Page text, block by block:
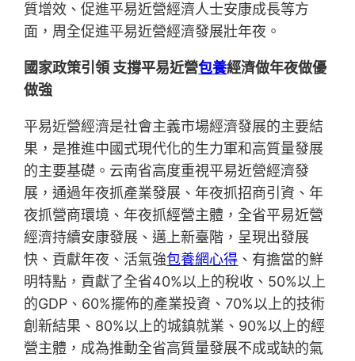
質增效、促進平易近營經濟人士安康成長等方
面，周全促進平易近營經濟發展壯年夜。
國家政策引領 支撐平易近營包養經濟做年夜做優
做強
平易近營經濟是社會主義市場經濟發展的主要結
果，是推進中國式現代化的生力軍和高質量發展
的主要基礎。云南省高度重視平易近營經濟發
展，通過年夜抓產業發展、年夜抓招商引資、年
夜抓營商環境、年夜抓經營主體，全省平易近營
經濟持續安康發展、邁上新臺階，呈現出發展
快、貢獻年夜、活氣強包養網心得 、有擔當的鮮
明特點，貢獻了全省40%以上的稅收、50%以上
的GDP、60%擺佈的產業投資、70%以上的技術
創新結果、80%以上的城鎮就業、90%以上的經
營主體，成為推動全省高質量發展不成或缺的氣